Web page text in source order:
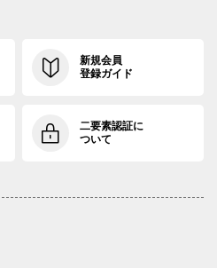
新規会員
登録ガイド
二要素認証に
ついて